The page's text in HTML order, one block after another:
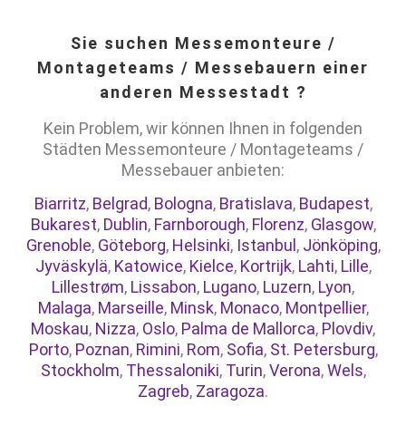
Sie suchen Messemonteure /
Montageteams / Messebauern einer
anderen Messestadt ?
Kein Problem, wir können Ihnen in folgenden
Städten Messemonteure / Montageteams /
Messebauer anbieten:
Biarritz, Belgrad, Bologna, Bratislava, Budapest,
Bukarest, Dublin, Farnborough, Florenz, Glasgow,
Grenoble, Göteborg, Helsinki, Istanbul, Jönköping,
Jyväskylä, Katowice, Kielce, Kortrijk, Lahti, Lille,
Lillestrøm, Lissabon, Lugano, Luzern, Lyon,
Malaga, Marseille, Minsk, Monaco, Montpellier,
Moskau, Nizza, Oslo, Palma de Mallorca, Plovdiv,
Porto, Poznan, Rimini, Rom, Sofia, St. Petersburg,
Stockholm, Thessaloniki, Turin,Verona,Wels,
Zagreb, Zaragoza.